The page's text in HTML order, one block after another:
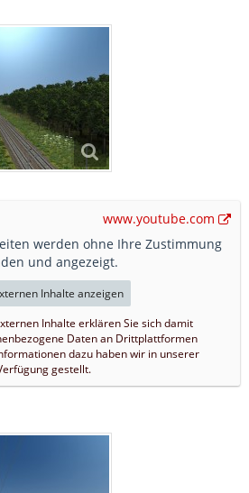
www.youtube.com
werden ohne Ihre Zustimmung
und angezeigt.
Inhalte anzeigen
Inhalte erklären Sie sich damit
Daten an Drittplattformen
dazu haben wir in unserer
gestellt.